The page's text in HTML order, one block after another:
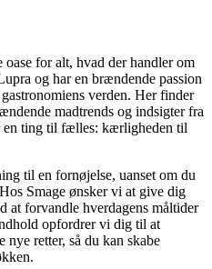
for alt, hvad der handler om
og har en brændende passion
verden. Her finder
madtrends og indsigter fra
en ting til fælles: kærligheden til
til en fornøjelse, uanset om du
Smage ønsker vi at give dig
forvandle hverdagens måltider
opfordrer vi dig til at
nye retter, så du kan skabe